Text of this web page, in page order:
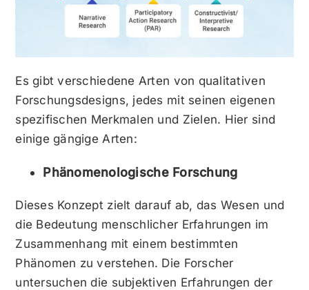
Es gibt verschiedene Arten von qualitativen
Forschungsdesigns, jedes mit seinen eigenen
spezifischen Merkmalen und Zielen. Hier sind
einige gängige Arten:
Phänomenologische Forschung
Dieses Konzept zielt darauf ab, das Wesen und
die Bedeutung menschlicher Erfahrungen im
Zusammenhang mit einem bestimmten
Phänomen zu verstehen. Die Forscher
untersuchen die subjektiven Erfahrungen der